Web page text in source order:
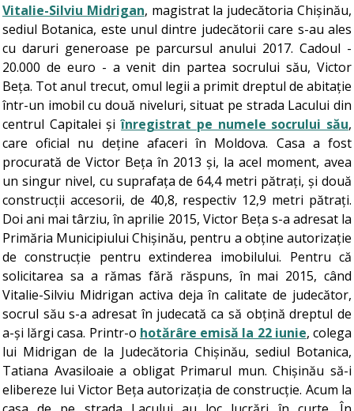
Vitalie-Silviu Midrigan, magistrat la judecătoria Chișinău,
sediul Botanica, este unul dintre judecătorii care s-au ales
cu daruri generoase pe parcursul anului 2017. Cadoul -
20.000 de euro - a venit din partea socrului său, Victor
Beța. Tot anul trecut, omul legii a primit dreptul de abitație
într-un imobil cu două niveluri, situat pe strada Lacului din
centrul Capitalei șiînregistrat pe numele socrului său,
care oficial nu deține afaceri în Moldova. Casa a fost
procurată de Victor Beța în 2013 și, la acel moment, avea
un singur nivel, cu suprafața de 64,4 metri pătrați, și două
construcții accesorii, de 40,8, respectiv 12,9 metri pătrați.
Doi ani mai târziu, în aprilie 2015, Victor Beța s-a adresat la
Primăria Municipiului Chișinău, pentru a obține autorizație
de construcție pentru extinderea imobilului. Pentru că
solicitarea sa a rămas fără răspuns, în mai 2015, când
Vitalie-Silviu Midrigan activa deja în calitate de judecător,
socrul său s-a adresat în judecată ca să obțină dreptul de
a-și lărgi casa. Printr-o hotărâre emisă la 22 iunie, colega
lui Midrigan de la Judecătoria Chișinău, sediul Botanica,
Tatiana Avasiloaie a obligat Primarul mun. Chișinău să-i
elibereze lui Victor Beța autorizația de construcție. Acum la